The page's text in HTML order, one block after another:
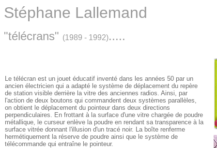
Le télécran est un jouet éducatif inventé dans les années 50 par un
ancien électricien qui a adapté le système de déplacement du repère
de station visible derrière la vitre des anciennes radios. Ainsi, par
l'action de deux boutons qui commandent deux systèmes parallèles,
on obtient le déplacement du pointeur dans deux directions
perpendiculaires. En frottant à la surface d'une vitre chargée de poudre
métallique, le curseur enlève la poudre en rendant sa transparence à la
surface vitrée donnant l'illusion d'un tracé noir. La boîte renferme
hermétiquement la réserve de poudre ainsi que le système de
télécommande qui entraîne le pointeur.
Stéphane Lallemand
"télécrans" (1989 - 1992).....